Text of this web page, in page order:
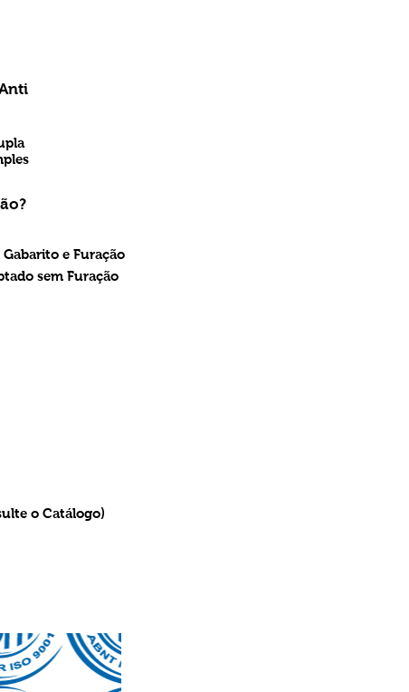
e Furação
sem Furação
o Catálogo)